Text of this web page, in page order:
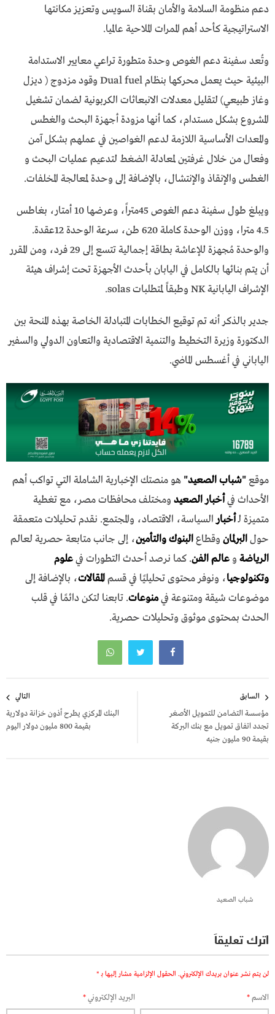
دعم منظومة السلامة والأمان بقناة السويس وتعزيز مكانتها
الاستراتيجية كأحد أهم الممرات الملاحية عالميا.
وتُعد سفينة دعم الغوص وحدة متطورة تراعي معايير الاستدامة
البيئية حيث يعمل محركها بنظام Dual fuel وقود مزدوج ( ديزل
وغاز طبيعي) لتقليل معدلات الانبعاثات الكربونية لضمان تشغيل
المشروع بشكل مستدام، كما أنها مزودة أجهزة البحث والغطس
والمعدات الأساسية اللازمة لدعم الغواصين في عملهم بشكل آمن
وفعال من خلال غرفتين لمعادلة الضغط لتدعيم عمليات البحث و
الغطس والإنقاذ والإنتشال، بالإضافة إلى وحدة لمعالجة المخلفات.
ويبلغ طول سفينة دعم الغوص 45متراً، وعرضها 10 أمتار، بغاطس
4.5 مترا، ووزن الوحدة كاملة 620 طن، سرعة الوحدة 12عقدة.
والوحدة مُجهزة للإعاشة بطاقة إجمالية تتسع إلى 29 فرد، ومن المقرر
أن يتم بنائها بالكامل في اليابان بأحدث الأجهزة تحت إشراف هيئة
الإشراف اليابانية NK وطبقاً لمتطلبات solas.
جدير بالذكر أنه تم توقيع الخطابات المتبادلة الخاصة بهذه المنحة بين
الدكتورة وزيرة التخطيط والتنمية الاقتصادية والتعاون الدولي والسفير
الياباني في أغسطس الماضي.
موقع"شباب الصعيد" هو منصتك الإخبارية الشاملة التي تواكب أهم
الأحداث فيأخبار الصعيد ومختلف محافظات مصر، مع تغطية
متميزة لـأخبارالسياسة، الاقتصاد، والمجتمع. نقدم تحليلات متعمقة
حولالبرلمان وقطاعالبنوك والتأمين، إلى جانب متابعة حصرية لعالم
الرياضة و عالم الفن. كما نرصد أحدث التطورات فيعلوم
وتكنولوجيا، ونوفر محتوى تحليليًا في قسمالمقالات، بالإضافة إلى
موضوعات شيقة ومتنوعة فيمنوعات. تابعنا لتكن دائمًا في قلب
الحدث بمحتوى موثوق وتحليلات حصرية.
المقالات
السابق
مؤسسة التضامن للتمويل الأصغر
تجدد اتفاق تمويل مع بنك البركة
بقيمة 90 مليون جنيه
التالي
البنك المركزي يطرح أذون خزانة دولارية
بقيمة 800 مليون دولار اليوم
شباب الصعيد
اترك تعليقاً
لن يتم نشر عنوان بريدك الإلكتروني. الحقول الإلزامية مشار إليها بـ *
الاسم* البريد الإلكتروني*